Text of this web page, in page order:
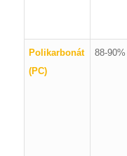
Polikarbonát
(PC)
88-90%